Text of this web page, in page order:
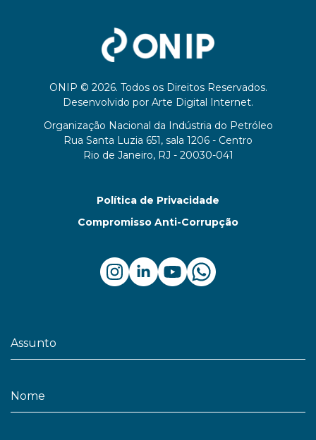
ONIP © 2026. Todos os Direitos Reservados.
Desenvolvido por Arte Digital Internet.
Organização Nacional da Indústria do Petróleo
Rua Santa Luzia 651, sala 1206 - Centro
Rio de Janeiro, RJ - 20030-041
Política de Privacidade
Compromisso Anti-Corrupção